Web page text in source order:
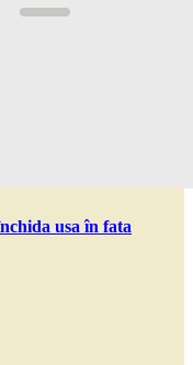
usa în fata